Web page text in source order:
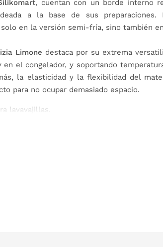
, cuentan con un borde interno
a la base de sus preparaciones.
en la versión semi-fría, sino también
Limone destaca por su extrema
en el congelador, y soportando
la elasticidad y la flexibilidad del
para no ocupar demasiado espacio.
lavavajillas.
8,5 x 5,9 x 4,2 cm